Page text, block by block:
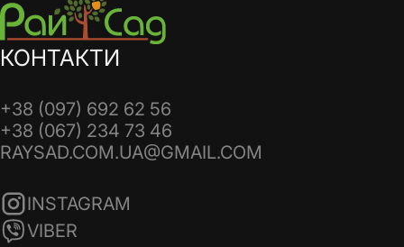
КОНТАКТИ
+38 (097) 692 62 56
+38 (067) 234 73 46
RAYSAD.COM.UA@GMAIL.COM
INSTAGRAM
VIBER